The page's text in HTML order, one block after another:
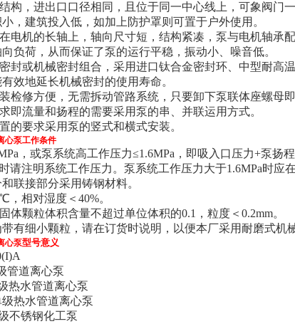
构，进出口口径相同，且位于同一中心线上，可象阀门
，建筑投入低，如加上防护罩则可置于户外使用。
电机的长轴上，轴向尺寸短，结构紧凑，泵与电机轴承
负荷，从而保证了泵的运行平稳，振动小、噪音低。
封或机械密封组合，采用进口钛合金密封环、中型耐高
效地延长机械密封的使用寿命。
修方便，无需拆动管路系统，只要卸下泵联体座螺母即
即流量和扬程的需要采用泵的串、并联运用方式。
要求采用泵的竖式和横式安装。
心泵工作条件
，或泵系统高工作压力≤1.6MPa，即吸入口压力+泵扬
请注明系统工作压力。泵系统工作压力大于1.6MPa时应
联接部分采用铸钢材料。
相对湿度＜40%。
颗粒体积含量不超过单位体积的0.1，粒度＜0.2mm。
有细小颗粒，请在订货时说明，以便本厂采用耐磨式机
心泵型号意义
道离心泵
水管道离心泵
水管道离心泵
锈钢化工泵